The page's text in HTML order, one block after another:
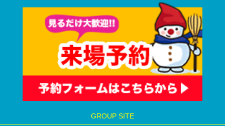
GROUP SITE